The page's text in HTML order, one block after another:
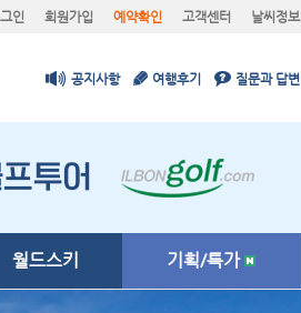
인 회원가입 예약확인 고객센터 날씨정보
공지사항 여행후기 질문과 답변
월드스키 기획/특가